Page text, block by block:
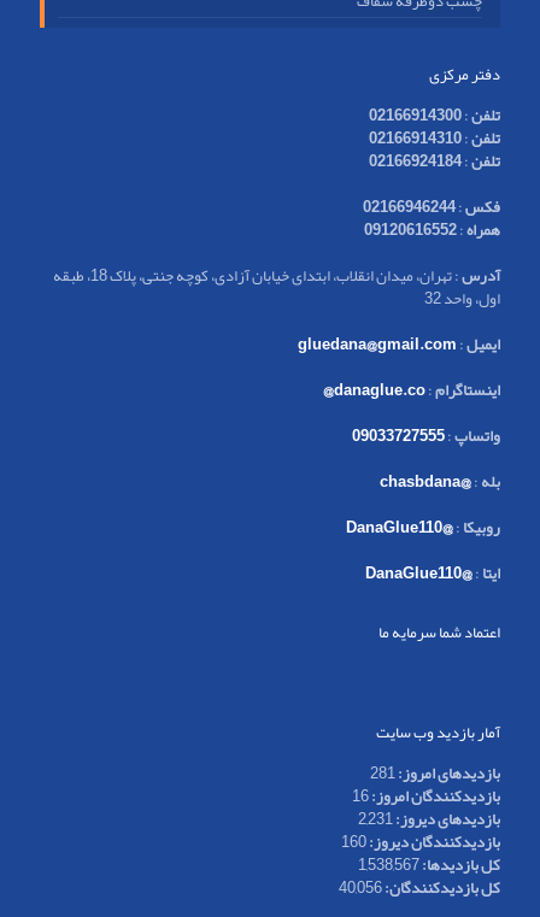
دفتر مرکزی
تلفن:
02166914300
تلفن:
02166914310
تلفن:
02166924184
فکس:
02166946244
همراه:
09120616552
آدرس
: تهران، میدان انقلاب، ابتدای خیابان آزادی، کوچه جنتی، پلاک 18، طبقه
اول، واحد 32
ایمیل:
gluedana@gmail.com
اینستاگرام:
danaglue.co@
واتساپ:
09033727555
بله:
@chasbdana
روبیکا:
@DanaGlue110
ایتا:
@DanaGlue110
اعتماد شما سرمایه ما
آمار بازدید وب سایت
بازدیدهای امروز:281
بازدیدکنندگان امروز:16
بازدیدهای دیروز:2,231
بازدیدکنندگان دیروز:160
کل بازدیدها:1,538,567
کل بازدیدکنند‌گان:40,056